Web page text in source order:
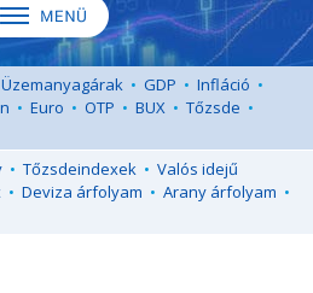
Üzemanyagárak • GDP • Infláció •
• Euro • OTP • BUX • Tőzsde •
• Tőzsdeindexek • Valós idejű
• Deviza árfolyam • Arany árfolyam •